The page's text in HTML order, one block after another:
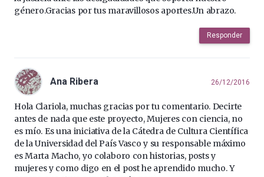
género.Gracias por tus maravillosos aportes.Un abrazo.
Responder
Ana Ribera 26/12/2016
Hola Clariola, muchas gracias por tu comentario. Decirte
antes de nada que este proyecto, Mujeres con ciencia, no
es mío. Es una iniciativa de la Cátedra de Cultura Científica
de la Universidad del País Vasco y su responsable máximo
es Marta Macho, yo colaboro con historias, posts y
mujeres y como digo en el post he aprendido mucho. Y